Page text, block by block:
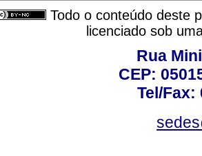
Todo o conteúdo deste
licenciado sob
Rua
CEP:
Tel/Fax: